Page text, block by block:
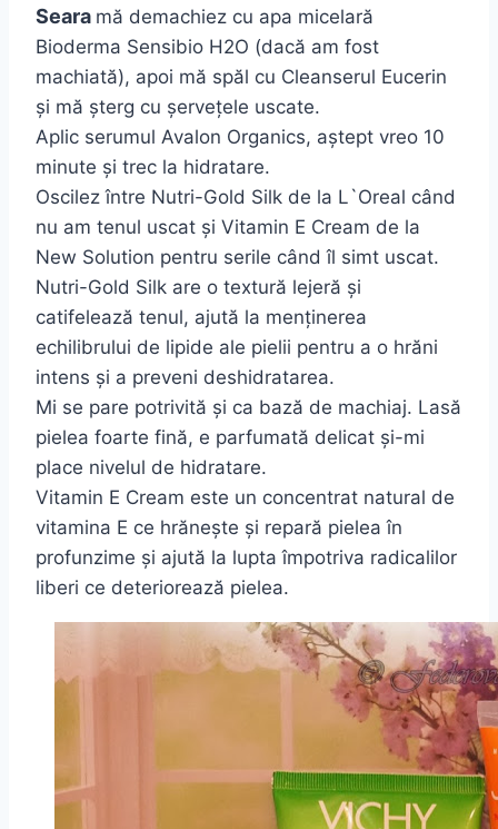
Seara mă demachiez cu apa micelară
Bioderma Sensibio H2O (dacă am fost
machiată), apoi mă spăl cu Cleanserul Eucerin
și mă șterg cu șervețele uscate.
Aplic serumul Avalon Organics, aștept vreo 10
minute și trec la hidratare.
Oscilez între Nutri-Gold Silk de la L`Oreal când
nu am tenul uscat și Vitamin E Cream de la
New Solution pentru serile când îl simt uscat.
Nutri-Gold Silk are o textură lejeră și
catifelează tenul, ajută la menținerea
echilibrului de lipide ale pielii pentru a o hrăni
intens și a preveni deshidratarea.
Mi se pare potrivită și ca bază de machiaj. Lasă
pielea foarte fină, e parfumată delicat și-mi
place nivelul de hidratare.
Vitamin E Cream este un concentrat natural de
vitamina E ce hrănește și repară pielea în
profunzime și ajută la lupta împotriva radicalilor
liberi ce deteriorează pielea.